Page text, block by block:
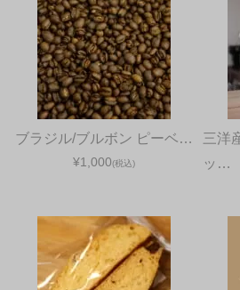
ブラジル/ブルボン ピーベ…
¥1,000(税込)
三洋
ッ…